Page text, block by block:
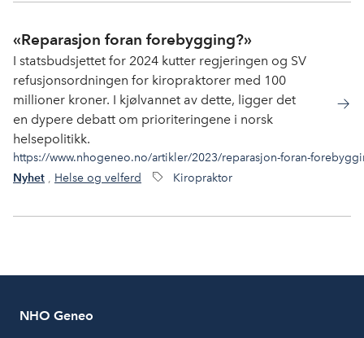
«Reparasjon foran forebygging?»
I statsbudsjettet for 2024 kutter regjeringen og SV
refusjonsordningen for kiropraktorer med 100
millioner kroner. I kjølvannet av dette, ligger det
en dypere debatt om prioriteringene i norsk
helsepolitikk.
https://www.nhogeneo.no/artikler/2023/reparasjon-foran-
Nyhet , Helse og velferd Kiropraktor
NHO Geneo